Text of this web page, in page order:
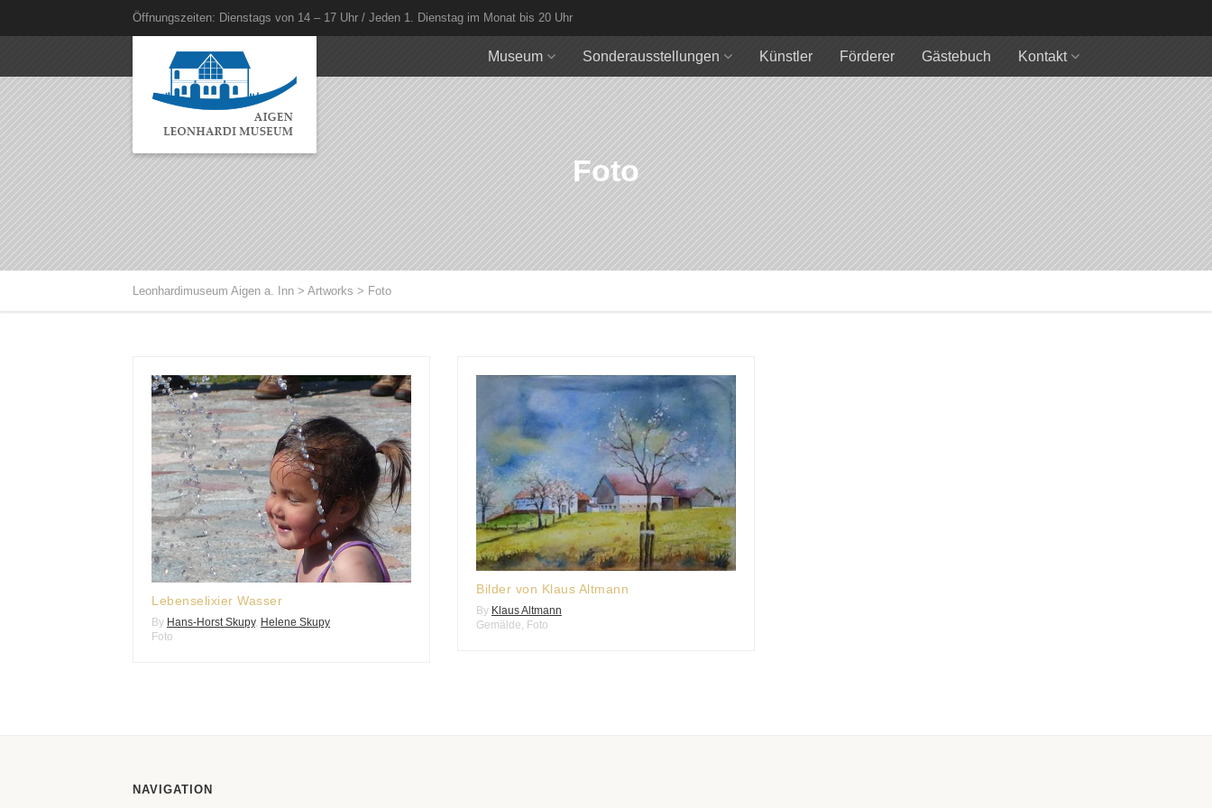
Öffnungszeiten: Dienstags von 14 – 17 Uhr / Jeden 1. Dienstag im Monat bis 20 Uhr
Museum Sonderausstellungen Künstler Förderer Gästebuch Kontakt
Foto
Leonhardimuseum Aigen a. Inn > Artworks > Foto
Lebenselixier Wasser
By Hans-Horst Skupy, Helene Skupy
Foto
Bilder von Klaus Altmann
By Klaus Altmann
Gemälde, Foto
NAVIGATION